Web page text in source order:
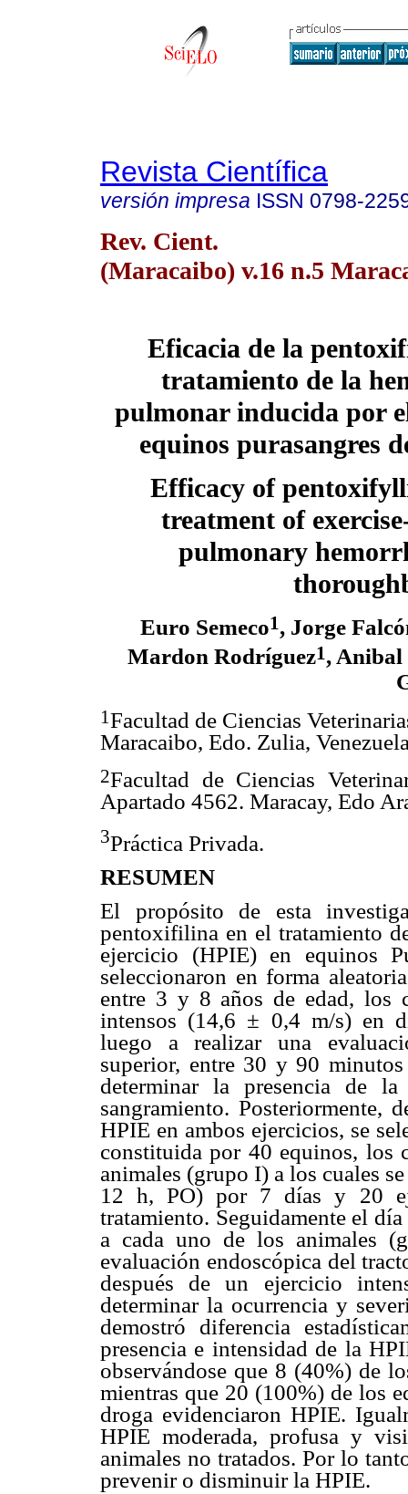
Revista Científica
versión impresa ISSN 0798-
Rev. Cient.
(Maracaibo) v.16 n.5
Eficacia de la
tratamiento de la
pulmonar inducida por
equinos purasangres
Efficacy of
treatment of
pulmonary
Euro Semeco1, Jorge
Mardon Rodríguez1, Anibal
1Facultad de Ciencias
Maracaibo, Edo. Zulia,
2Facultad de Ciencias
Apartado 4562. Maracay, Edo
3Práctica Privada.
RESUMEN
El propósito de esta
pentoxifilina en el tratamiento
ejercicio (HPIE) en equinos
seleccionaron en forma
entre 3 y 8 años de edad, los
intensos (14,6 ± 0,4 m/s) en
luego a realizar una
superior, entre 30 y 90
determinar la presencia de
sangramiento. Posteriormente,
HPIE en ambos ejercicios, se
constituida por 40 equinos, los
animales (grupo I) a los cuales
12 h, PO) por 7 días y 20
tratamiento. Seguidamente el
a cada uno de los animales
evaluación endoscópica del
después de un ejercicio
determinar la ocurrencia y
demostró diferencia
presencia e intensidad de la
observándose que 8 (40%) de
mientras que 20 (100%) de los
droga evidenciaron HPIE.
HPIE moderada, profusa y
animales no tratados. Por lo
prevenir o disminuir la HPIE.